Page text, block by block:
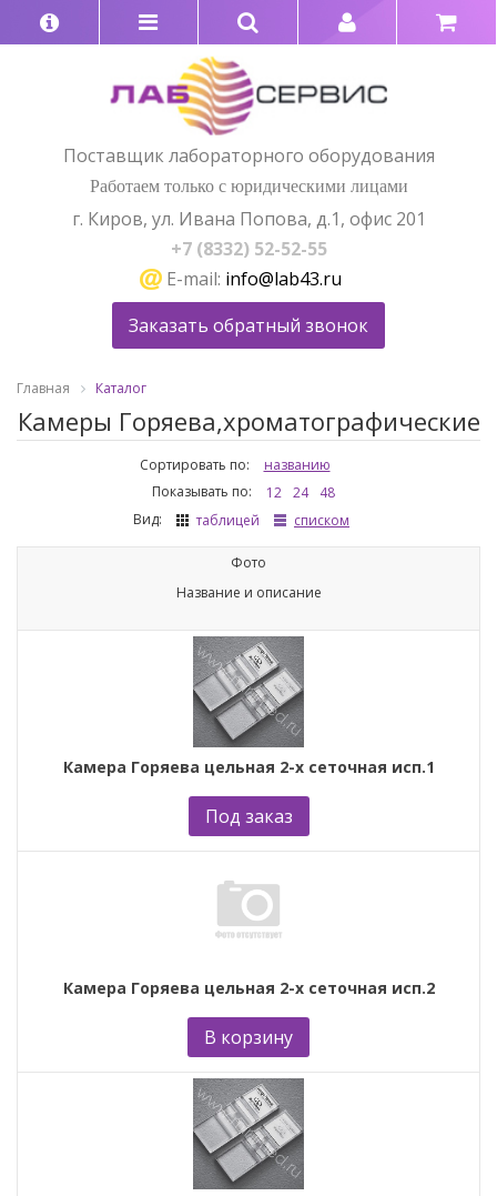
Поставщик лабораторного оборудования
Работаем только с юридическими лицами
г. Киров, ул. Ивана Попова, д.1, офис 201
+7 (8332) 52-52-55
E-mail: info@lab43.ru
Заказать обратный звонок
Главная Каталог
Камеры Горяева,хроматографические
Сортировать по:
названию
Показывать по:
12 24
48
Вид:
таблицей списком
Фото
Название и описание
Камера Горяева цельная 2-х сеточная исп.1
Под заказ
Камера Горяева цельная 2-х сеточная исп.2
В корзину